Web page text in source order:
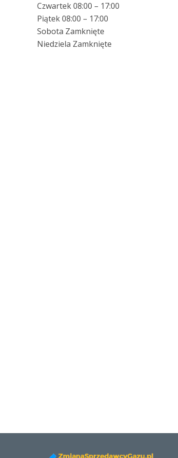
Czwartek 08:00 – 17:00
Piątek 08:00 – 17:00
Sobota Zamknięte
Niedziela Zamknięte